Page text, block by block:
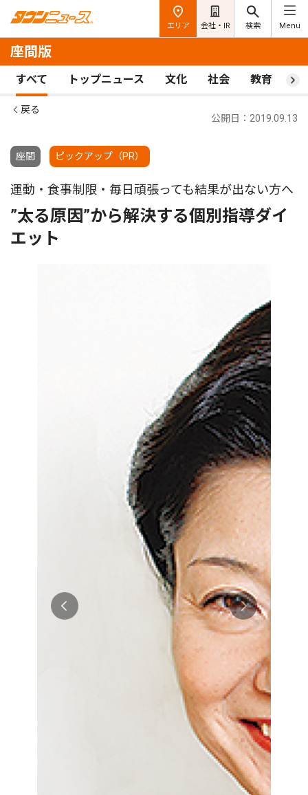
エリア 会社・IR 検索 Menu
座間版
すべて トップニュース 文化 社会 教育 ス
戻る
座間 ピックアップ（PR）
公開日：2019.09.13
運動・食事制限・毎日頑張っても結果が出ない方へ
”太る原因”から解決する個別指導ダイ
エット